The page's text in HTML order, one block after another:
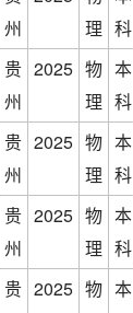
州
理 科
贵
州
2025 物
理
本
科
贵
州
2025 物
理
本
科
贵
州
2025 物
理
本
科
贵 2025 物 本